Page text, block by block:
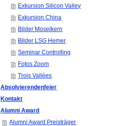
Exkursion Silicon Valley
Exkursion China
Bilder Moselkern
Bilder LSG Hemer
Seminar Controlling
Fotos Zoom
Trois Vallées
Absolvierendenfeier
Kontakt
Alumni Award
Alumni Award Preisträger